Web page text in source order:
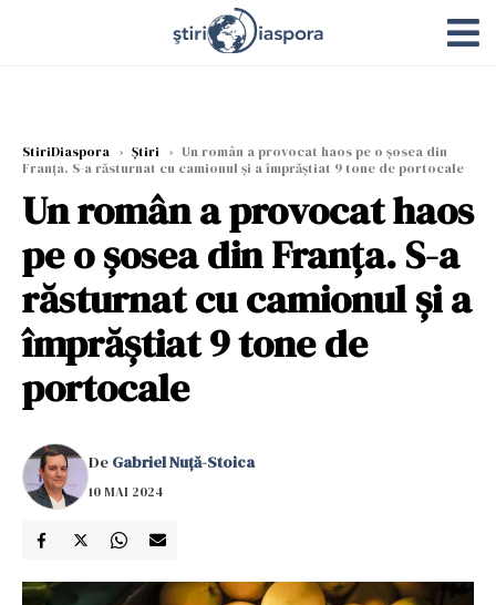
StiriDiaspora › Știri › Un român a provocat haos pe o șosea din
Franța. S-a răsturnat cu camionul și a împrăștiat 9 tone de portocale
Un român a provocat haos
pe o șosea din Franța. S-a
răsturnat cu camionul și a
împrăștiat 9 tone de
portocale
De Gabriel Nuță-Stoica
10 MAI 2024